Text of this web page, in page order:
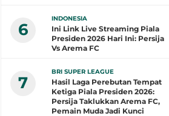
6
INDONESIA
Ini Link Live Streaming Piala
Presiden 2026 Hari Ini: Persija
Vs Arema FC
7
BRI SUPER LEAGUE
Hasil Laga Perebutan Tempat
Ketiga Piala Presiden 2026:
Persija Taklukkan Arema FC,
Pemain Muda Jadi Kunci